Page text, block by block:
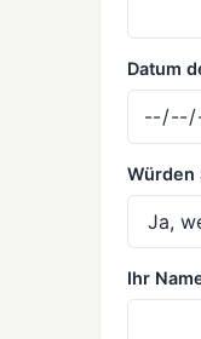
Datum
Würden
Ihr